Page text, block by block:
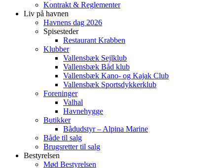
Kontrakt & Reglementer
Liv på havnen
Havnens dag 2026
Spisesteder
Restaurant Krabben
Klubber
Vallensbæk Sejlklub
Vallensbæk Båd klub
Vallensbæk Kano- og Kajak Club
Vallensbæk Sportsdykkerklub
Foreninger
Valhal
Havnehygge
Butikker
Bådudstyr – Alpina Marine
Både til salg
Brugsretter til salg
Bestyrelsen
Mød Bestyrelsen